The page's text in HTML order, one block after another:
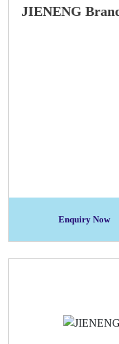
JIENENG
Enquiry Now